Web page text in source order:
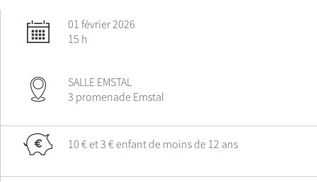
01 février 2026
15 h
SALLE EMSTAL
3 promenade Emstal
10 € et 3 € enfant de moins de 12 ans